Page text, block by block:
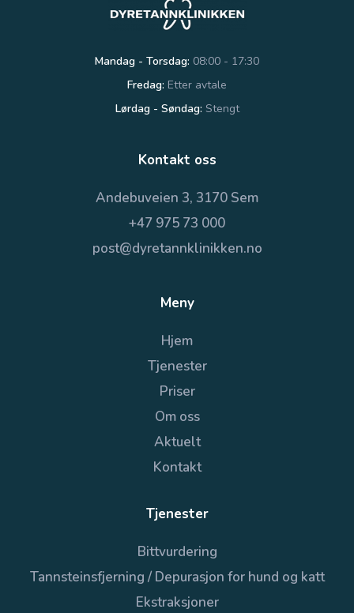
Mandag - Torsdag: 08:00 - 17:30
Fredag: Etter avtale
Lørdag - Søndag: Stengt
Kontakt oss
Andebuveien 3, 3170 Sem
+47 975 73 000
post@dyretannklinikken.no
Meny
Hjem
Tjenester
Priser
Om oss
Aktuelt
Kontakt
Tjenester
Bittvurdering
Tannsteinsfjerning / Depurasjon for hund og katt
Ekstraksjoner